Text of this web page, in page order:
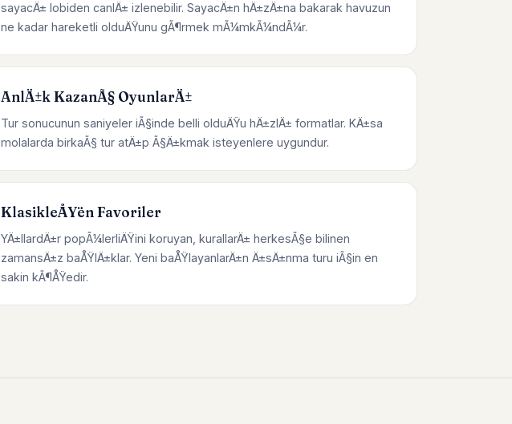
sayacÄ± lobiden canlÄ± izlenebilir. SayacÄ±n hÄ±zÄ±na bakarak havuzun
ne kadar hareketli olduÄŸunu gÃ¶rmek mÃ¼mkÃ¼ndÃ¼r.
AnlÄ±k KazanÃ§ OyunlarÄ±
Tur sonucunun saniyeler iÃ§inde belli olduÄŸu hÄ±zlÄ± formatlar. KÄ±sa
molalarda birkaÃ§ tur atÄ±p Ã§Ä±kmak isteyenlere uygundur.
KlasikleÅŸen Favoriler
YÄ±llardÄ±r popÃ¼lerliÄŸini koruyan, kurallarÄ± herkesÃ§e bilinen
zamansÄ±z baÅŸlÄ±klar. Yeni baÅŸlayanlarÄ±n Ä±sÄ±nma turu iÃ§in en
sakin kÃ¶ÅŸedir.